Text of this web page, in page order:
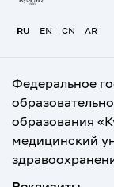
RU EN CN AR
Федеральное
образования
медицинский